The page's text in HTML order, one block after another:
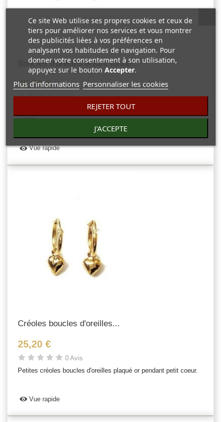
Boucles d'oreilles enfant tortue...
35,70 €
0 Avis
Boucles d'oreilles argent massif tortue. Bijou boucles d'oreilles
enfant.
Vue rapide
Créoles boucles d'oreilles...
25,20 €
0 Avis
Petites créoles boucles d'oreilles plaqué or pendant petit coeur.
Vue rapide
Ce site Web utilise ses propres cookies et ceux de
tiers pour améliorer nos services et vous montrer
des publicités liées à vos préférences en
analysant vos habitudes de navigation. Pour
donner votre consentement à son utilisation,
appuyez sur le bouton Accepter.
Plus d'informations Personnaliser les cookies
REJETER TOUT
J'ACCEPTE